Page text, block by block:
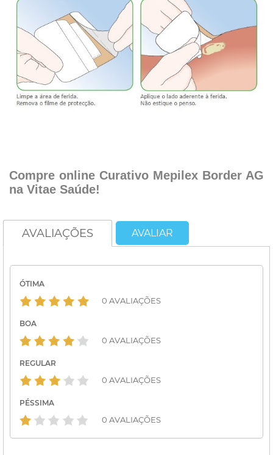
Compre online Curativo Mepilex Border AG
na Vitae Saúde!
AVALIAÇÕES AVALIAR
ÓTIMA
0 AVALIAÇÕES
BOA
0 AVALIAÇÕES
REGULAR
0 AVALIAÇÕES
PÉSSIMA
0 AVALIAÇÕES